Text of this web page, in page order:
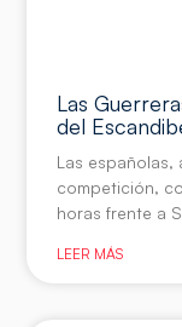
Las
del
Las españolas,
competición,
horas frente a
LEER MÁS